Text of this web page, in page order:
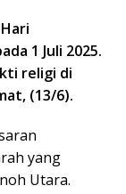
1 Juli 2025.
religi di
(13/6).
yang
Utara.